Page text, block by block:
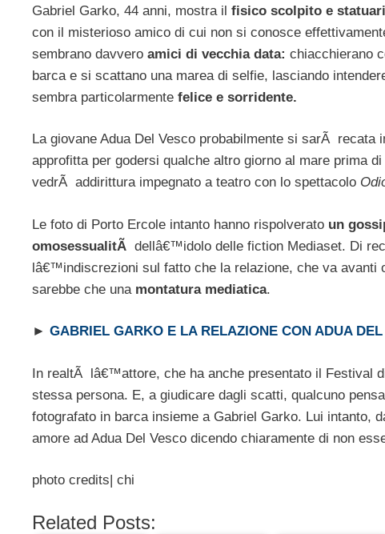
Gabriel Garko, 44 anni, mostra il fisico scolpito e
con il misterioso amico di cui non si conosce
sembrano davvero amici di vecchia data: chiacchierano
barca e si scattano una marea di selfie, lasciando
sembra particolarmente felice e sorridente.
La giovane Adua Del Vesco probabilmente si sarÃ
approfitta per godersi qualche altro giorno al mare prima
vedrÃ addirittura impegnato a teatro con lo spettacolo
Le foto di Porto Ercole intanto hanno rispolverato un
omosessualitÃ dellâ€™idolo delle fiction Mediaset. Di
lâ€™indiscrezioni sul fatto che la relazione, che va avanti
sarebbe che una montatura mediatica.
► GABRIEL GARKO E LA RELAZIONE CON ADUA
In realtÃ lâ€™attore, che ha anche presentato il Festival
stessa persona. E, a giudicare dagli scatti, qualcuno
fotografato in barca insieme a Gabriel Garko. Lui intanto,
amore ad Adua Del Vesco dicendo chiaramente di non
photo credits| chi
Related Posts: